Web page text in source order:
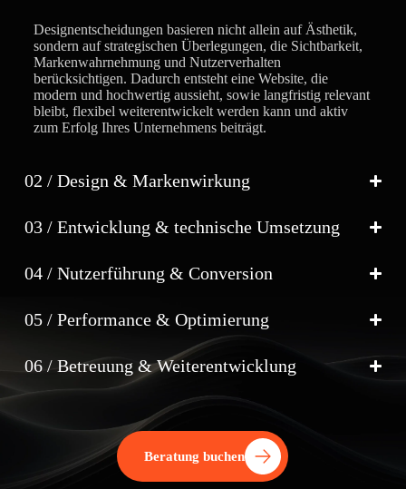
Designentscheidungen basieren nicht allein auf Ästhetik,
sondern auf strategischen Überlegungen, die Sichtbarkeit,
Markenwahrnehmung und Nutzerverhalten
berücksichtigen. Dadurch entsteht eine Website, die
modern und hochwertig aussieht, sowie langfristig relevant
bleibt, flexibel weiterentwickelt werden kann und aktiv
zum Erfolg Ihres Unternehmens beiträgt.
02 / Design & Markenwirkung
03 / Entwicklung & technische Umsetzung
04 / Nutzerführung & Conversion
05 / Performance & Optimierung
06 / Betreuung & Weiterentwicklung
Beratung buchen